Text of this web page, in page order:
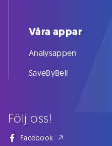
Följ oss!
Facebook
Våra appar
Analysappen
SaveByBell